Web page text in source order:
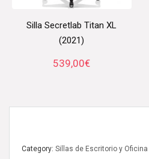
Silla Secretlab Titan XL
(2021)
539,00€
Category: Sillas de Escritorio y Oficina